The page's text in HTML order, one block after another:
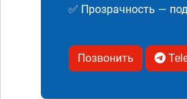
✅ Прозрачность —
Позвонить